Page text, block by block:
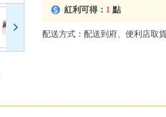
紅利可得： 1 點
配送方式：配送到府、便利店取